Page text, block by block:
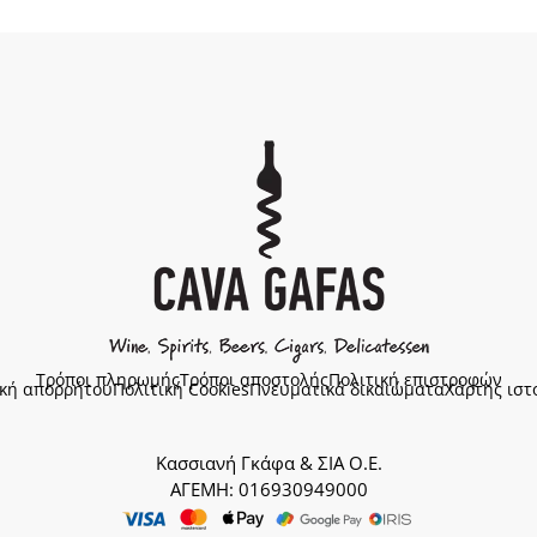
Τρόποι πληρωμήςΤρόποι αποστολήςΠολιτική επιστροφών
απορρήτουΠολιτική CookiesΠνευματικά δικαιώματαΧάρτης
Κασσιανή Γκάφα & ΣΙΑ Ο.Ε.
ΑΓΕΜΗ: 016930949000